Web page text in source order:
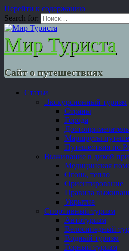
Перейти к содержанию
Search for:
Мир Туриста
Сайт о путешествиях
Статьи
Экскурсионный туризм
Страны
Города
Маршруты
Путешествия по
Выживание в дикой
Медицинская
Огонь, тепло
Ориентирование
Правила
Укрытие
Спортивный туризм
Автотуризм
Велосипедный
Водный туризм
Горный туризм